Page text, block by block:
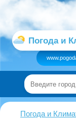
Погода и
Погода и